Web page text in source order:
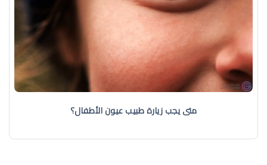
متى يجب زيارة طبيب عيون الأطفال؟